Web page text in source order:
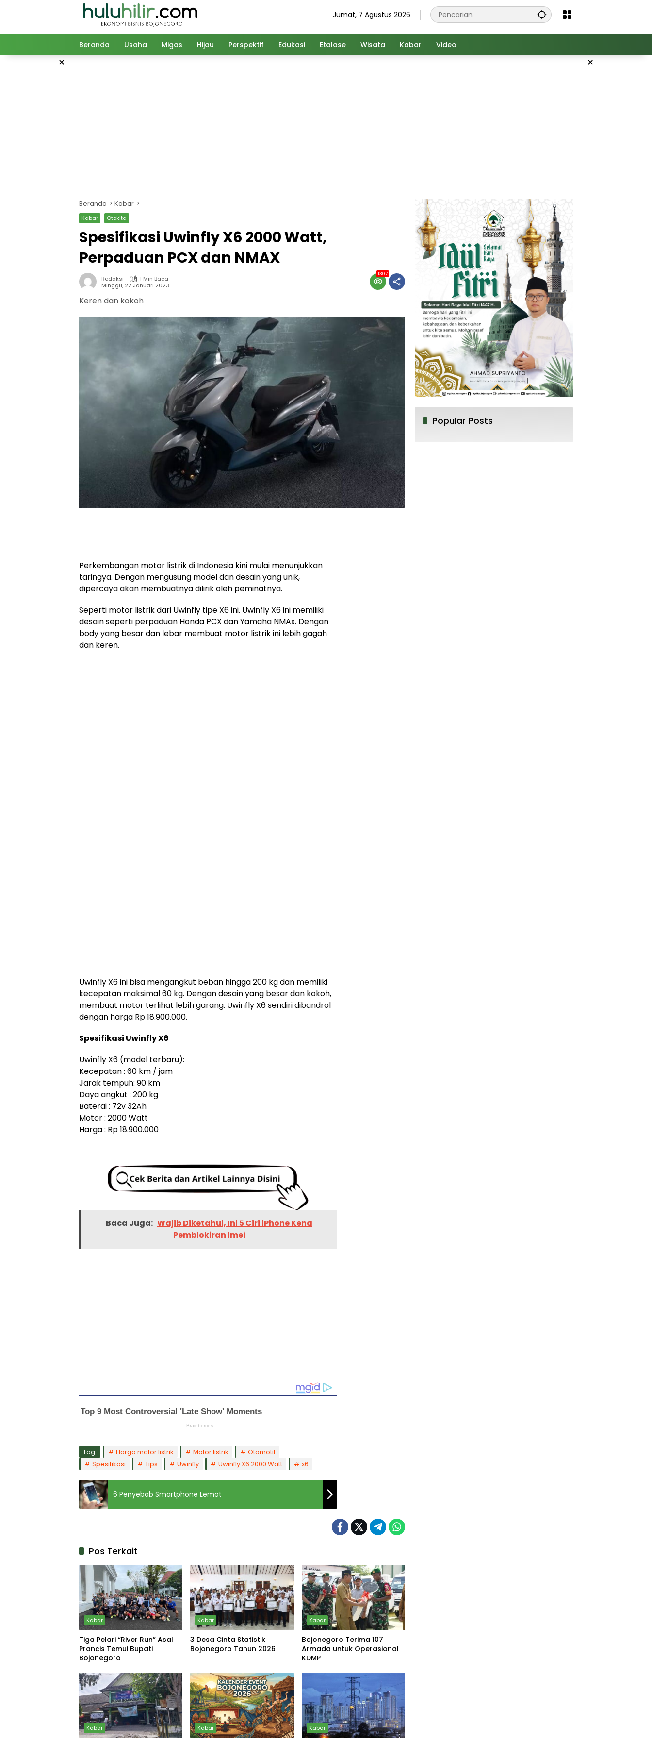
Jumat, 7 Agustus 2026
Beranda Usaha Migas Hijau Perspektif Edukasi Etalase Wisata Kabar Video
× ×
Beranda Kabar
Kabar Otokita
Spesifikasi Uwinfly X6 2000 Watt,
Perpaduan PCX dan NMAX
Redaksi
1 Min Baca
Minggu, 22 Januari 2023
1307
Keren dan kokoh
Perkembangan motor listrik di Indonesia kini mulai menunjukkan
taringya. Dengan mengusung model dan desain yang unik,
dipercaya akan membuatnya dilirik oleh peminatnya.
Seperti motor listrik dari Uwinfly tipe X6 ini. Uwinfly X6 ini memiliki
desain seperti perpaduan Honda PCX dan Yamaha NMAx. Dengan
body yang besar dan lebar membuat motor listrik ini lebih gagah
dan keren.
Uwinfly X6 ini bisa mengangkut beban hingga 200 kg dan memiliki
kecepatan maksimal 60 kg. Dengan desain yang besar dan kokoh,
membuat motor terlihat lebih garang. Uwinfly X6 sendiri dibandrol
dengan harga Rp 18.900.000.
Spesifikasi Uwinfly X6
Uwinfly X6 (model terbaru):
Kecepatan : 60 km / jam
Jarak tempuh: 90 km
Daya angkut : 200 kg
Baterai : 72v 32Ah
Motor : 2000 Watt
Harga : Rp 18.900.000
Baca Juga: Wajib Diketahui, Ini 5 Ciri iPhone Kena
Pemblokiran Imei
Tag: Harga motor listrik Motor listrik
Otomotif
Spesifikasi
Tips Uwinfly Uwinfly X6 2000 Watt x6
6 Penyebab Smartphone Lemot
Pos Terkait
Kabar
Tiga Pelari “River Run” Asal
Prancis Temui Bupati
Bojonegoro
Kabar
3 Desa Cinta Statistik
Bojonegoro Tahun 2026
Kabar
Bojonegoro Terima 107
Armada untuk Operasional
KDMP
Kabar Kabar Kabar
Popular Posts